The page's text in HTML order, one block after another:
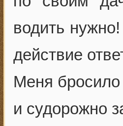
водить
действие
Меня бросило
и судорожно